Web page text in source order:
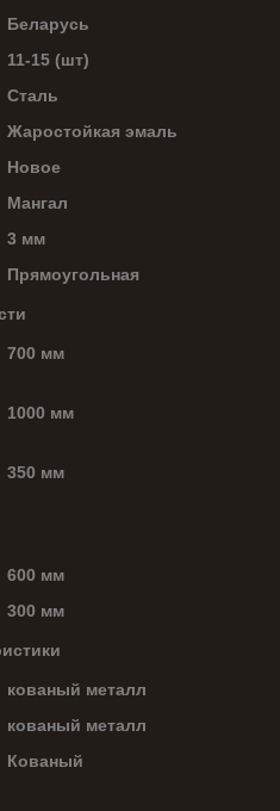
Беларусь
11-15 (шт)
Сталь
Жаростойкая эмаль
Новое
Мангал
3 мм
Прямоугольная
700 мм
1000 мм
350 мм
600 мм
300 мм
кованый металл
кованый металл
Кованый